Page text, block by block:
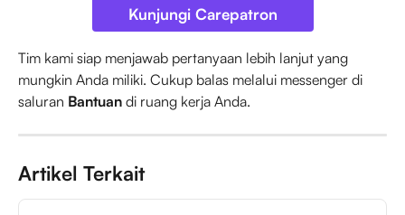
Kunjungi Carepatron
Tim kami siap menjawab pertanyaan lebih lanjut yang
mungkin Anda miliki. Cukup balas melalui messenger di
saluran Bantuan di ruang kerja Anda.
Artikel Terkait